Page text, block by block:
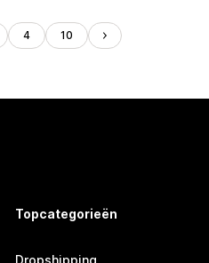
4 10
Topcategorieën
Dropshipping